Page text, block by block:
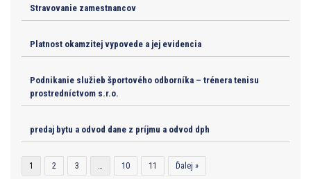
Stravovanie zamestnancov
Platnost okamzitej vypovede a jej evidencia
Podnikanie služieb športového odborníka – trénera tenisu
prostredníctvom s.r.o.
predaj bytu a odvod dane z príjmu a odvod dph
1 2 3 … 10 11 Ďalej »